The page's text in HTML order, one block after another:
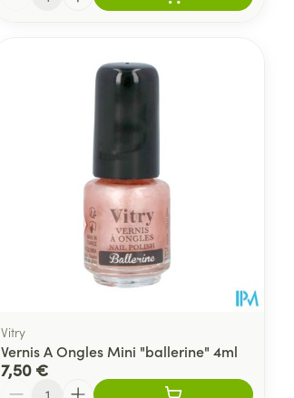
Vitry
Vernis A Ongles Mini "ballerine" 4ml
7,50 €
Quantité